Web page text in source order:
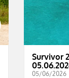
Survivor
05/06/2026